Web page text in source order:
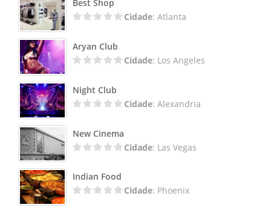
Best Shop
Cidade: Atlanta
Aryan Club
Cidade: Los Angeles
Night Club
Cidade: Alexandria
New Cinema
Cidade: Las Vegas
Indian Food
Cidade: Phoenix